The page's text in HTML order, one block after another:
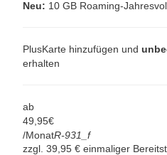
Neu: 10 GB Roaming-
PlusKarte hinzufügen und
erhalten
ab
49, 95€
/MonatR-931_f
zzgl. 39,95 € einmaliger